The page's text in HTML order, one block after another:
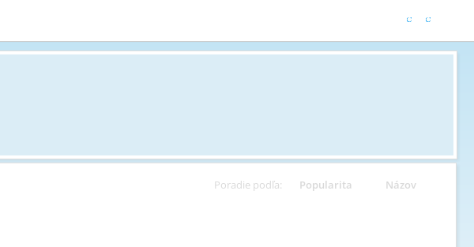
Poradie podľa: Popularita Názov